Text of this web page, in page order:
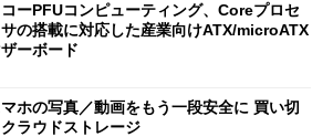
コーPFUコンピューティング、Coreプロセ
サの搭載に対応した産業向けATX/microATX
ーボード
マホの写真／動画をもう一段安全に 買い切
クラウドストレージ